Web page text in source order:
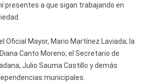
presentes a que sigan trabajando en
Oficial Mayor, Mario Martínez Laviada; la
Canto Moreno; el Secretario de
Julio Sauma Castillo y demás
municipales.